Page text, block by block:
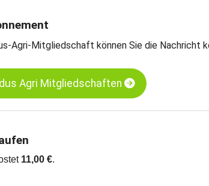
Agri-Mitgliedschaft können Sie die Nachricht
Agri Mitgliedschaften
11,00 €.